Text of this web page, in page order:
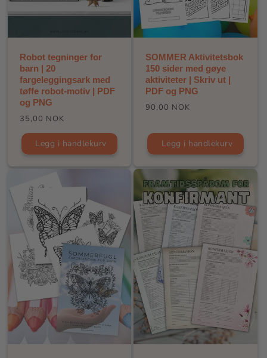
Robot tegninger for
barn | 20
fargeleggingsark med
tøffe robot-motiv | PDF
og PNG
Vanlig
pris
35,00 NOK
Legg i handlekurv
SOMMER Aktivitetsbok
150 sider med gøye
aktiviteter | Skriv ut |
PDF og PNG
Vanlig
90,00 NOK
Legg i handlekurv